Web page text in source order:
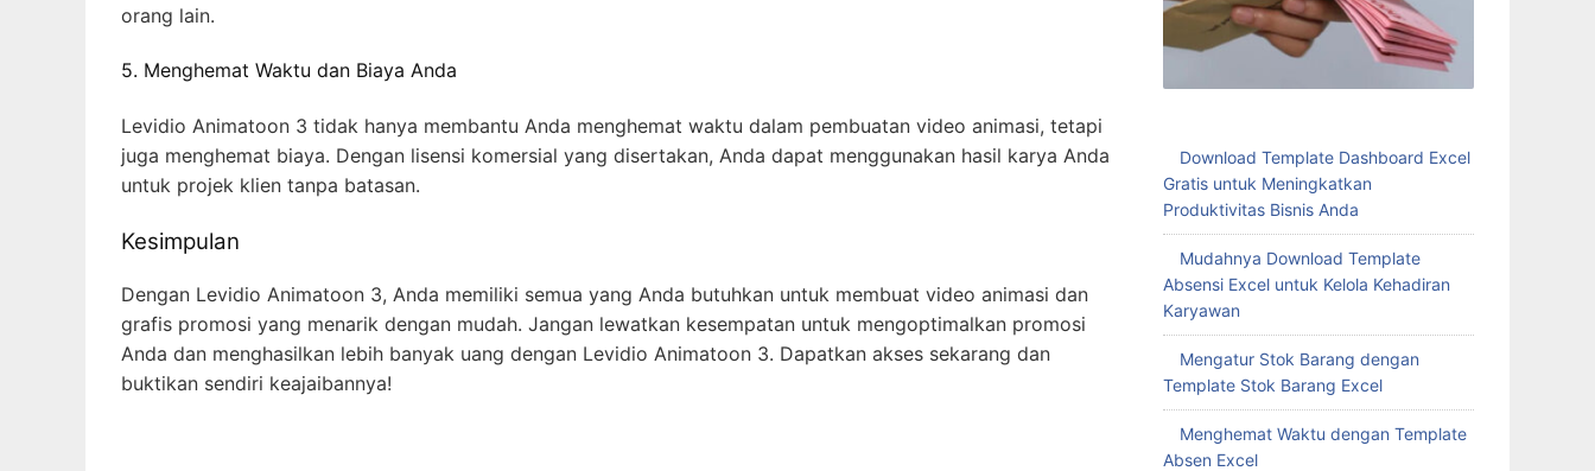
orang lain.
5. Menghemat Waktu dan Biaya Anda
Levidio Animatoon 3 tidak hanya membantu Anda menghemat waktu dalam pembuatan video animasi, tetapi
juga menghemat biaya. Dengan lisensi komersial yang disertakan, Anda dapat menggunakan hasil karya Anda
untuk projek klien tanpa batasan.
Kesimpulan
Dengan Levidio Animatoon 3, Anda memiliki semua yang Anda butuhkan untuk membuat video animasi dan
grafis promosi yang menarik dengan mudah. Jangan lewatkan kesempatan untuk mengoptimalkan promosi
Anda dan menghasilkan lebih banyak uang dengan Levidio Animatoon 3. Dapatkan akses sekarang dan
buktikan sendiri keajaibannya!
Download Template Dashboard Excel
Gratis untuk Meningkatkan
Produktivitas Bisnis Anda
Mudahnya Download Template
Absensi Excel untuk Kelola Kehadiran
Karyawan
Mengatur Stok Barang dengan
Template Stok Barang Excel
Menghemat Waktu dengan Template
Absen Excel